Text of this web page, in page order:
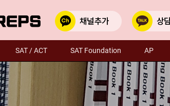
SAT / ACT SAT Foundation AP